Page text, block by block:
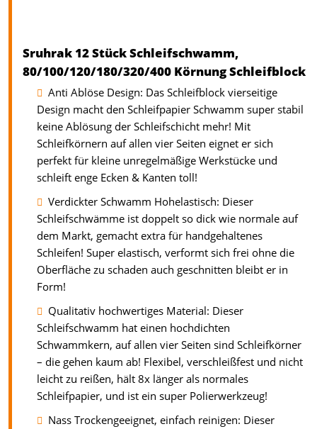
Sruhrak 12 Stück Schleifschwamm,
80/100/120/180/320/400 Körnung Schleifblock
Anti Ablöse Design: Das Schleifblock vierseitige
Design macht den Schleifpapier Schwamm super stabil
keine Ablösung der Schleifschicht mehr! Mit
Schleifkörnern auf allen vier Seiten eignet er sich
perfekt für kleine unregelmäßige Werkstücke und
schleift enge Ecken & Kanten toll!
Verdickter Schwamm Hohelastisch: Dieser
Schleifschwämme ist doppelt so dick wie normale auf
dem Markt, gemacht extra für handgehaltenes
Schleifen! Super elastisch, verformt sich frei ohne die
Oberfläche zu schaden auch geschnitten bleibt er in
Form!
Qualitativ hochwertiges Material: Dieser
Schleifschwamm hat einen hochdichten
Schwammkern, auf allen vier Seiten sind Schleifkörner
– die gehen kaum ab! Flexibel, verschleißfest und nicht
leicht zu reißen, hält 8x länger als normales
Schleifpapier, und ist ein super Polierwerkzeug!
Nass Trockengeeignet, einfach reinigen: Dieser